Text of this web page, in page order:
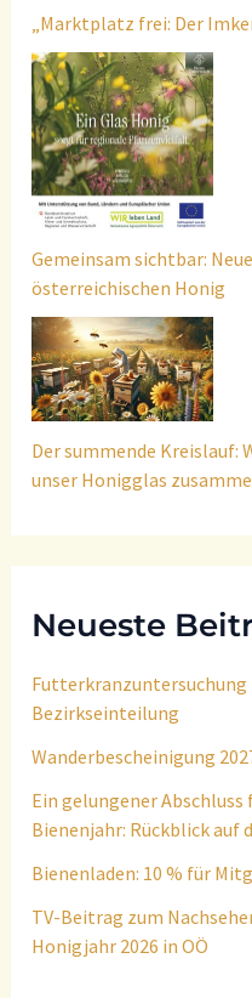
„Marktplatz frei: Der
Gemeinsam sichtbar:
österreichischen Honig
Der summende Kreislauf:
unser Honigglas
Neueste
Futterkranzuntersuchung
Bezirkseinteilung
Wanderbescheinigung
Ein gelungener
Bienenjahr: Rückblick auf
Bienenladen: 10 % für
TV-Beitrag zum
Honigjahr 2026 in OÖ